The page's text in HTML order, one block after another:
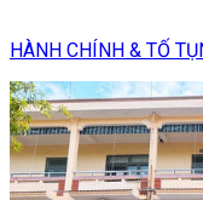
HÀNH CHÍNH & TỐ